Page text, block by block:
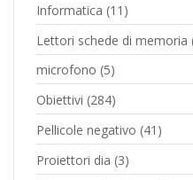
Informatica (11)
Lettori schede di memoria
microfono (5)
Obiettivi (284)
Pellicole negativo (41)
Proiettori dia (3)